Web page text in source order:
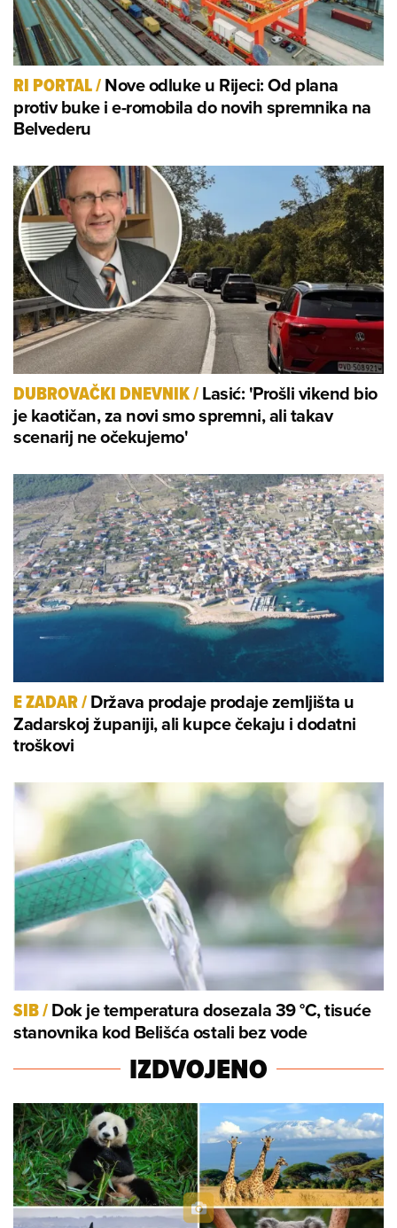
RI PORTAL/Nove odluke u Rijeci: Od plana
protiv buke i e-romobila do novih spremnika na
Belvederu
DUBROVAČKI DNEVNIK/Lasić: 'Prošli vikend bio
je kaotičan, za novi smo spremni, ali takav
scenarij ne očekujemo'
E ZADAR/Država prodaje prodaje zemljišta u
Zadarskoj županiji, ali kupce čekaju i dodatni
troškovi
SIB/Dok je temperatura dosezala 39 °C, tisuće
stanovnika kod Belišća ostali bez vode
IZDVOJENO